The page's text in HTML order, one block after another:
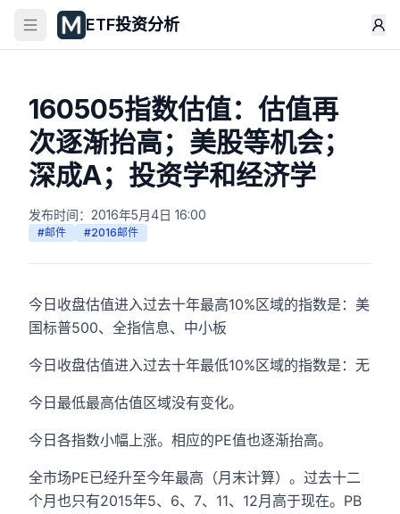
ETF投资分析
160505指数估值：估值再
次逐渐抬高；美股等机会；
深成A；投资学和经济学
发布时间： 2016年5月4日 16:00
#邮件 #2016邮件
今日收盘估值进入过去十年最高10%区域的指数是：美
国标普500、全指信息、中小板
今日收盘估值进入过去十年最低10%区域的指数是：无
今日最低最高估值区域没有变化。
今日各指数小幅上涨。相应的PE值也逐渐抬高。
全市场PE已经升至今年最高（月末计算）。过去十二
个月也只有2015年5、6、7、11、12月高于现在。PB